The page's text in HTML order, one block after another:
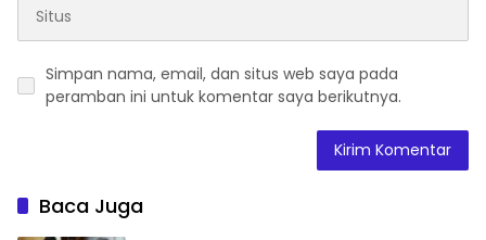
Simpan nama, email, dan situs web saya pada
peramban ini untuk komentar saya berikutnya.
Baca Juga